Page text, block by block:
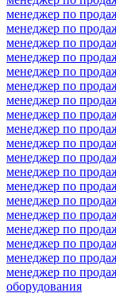
менеджер по
менеджер по
менеджер по
менеджер по
менеджер по
менеджер по
менеджер по
менеджер по
менеджер по
менеджер по
менеджер по
менеджер по
менеджер по
менеджер по
менеджер по
менеджер по
менеджер по
менеджер по
менеджер по
оборудования